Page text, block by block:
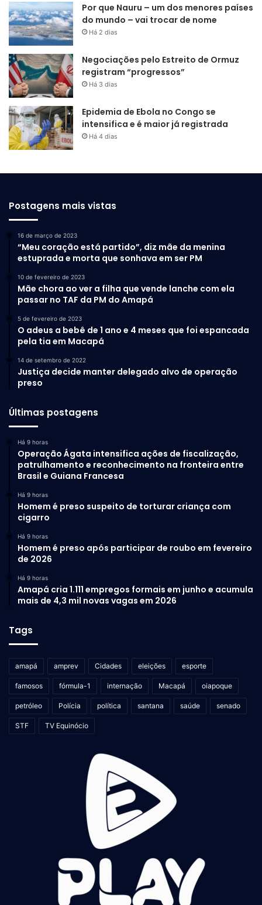
Por que Nauru – um dos menores países
do mundo – vai trocar de nome
Há 2 dias
Negociações pelo Estreito de Ormuz
registram “progressos”
Há 3 dias
Epidemia de Ebola no Congo se
intensifica e é maior já registrada
Há 4 dias
Postagens mais vistas
16 de março de 2023
“Meu coração está partido”, diz mãe da menina
estuprada e morta que sonhava em ser PM
10 de fevereiro de 2023
Mãe chora ao ver a filha que vende lanche com ela
passar no TAF da PM do Amapá
5 de fevereiro de 2023
O adeus a bebê de 1 ano e 4 meses que foi espancada
pela tia em Macapá
14 de setembro de 2022
Justiça decide manter delegado alvo de operação
preso
Últimas postagens
Há 9 horas
Operação Ágata intensifica ações de fiscalização,
patrulhamento e reconhecimento na fronteira entre
Brasil e Guiana Francesa
Há 9 horas
Homem é preso suspeito de torturar criança com
cigarro
Há 9 horas
Homem é preso após participar de roubo em fevereiro
de 2026
Há 9 horas
Amapá cria 1.111 empregos formais em junho e acumula
mais de 4,3 mil novas vagas em 2026
Tags
amapá amprev Cidades eleições esporte
famosos fórmula-1 internação Macapá oiapoque
petróleo Polícia política santana saúde senado
STF TV Equinócio